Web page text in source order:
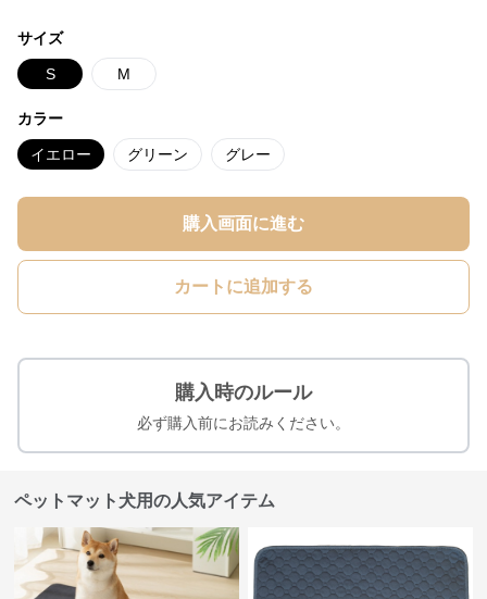
サイズ
S M
カラー
イエロー グリーン グレー
購入画面に進む
カートに追加する
購入時のルール
必ず購入前にお読みください。
ペットマット犬用の人気アイテム